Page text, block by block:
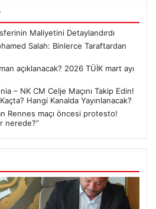
Maliyetini Detaylandırdı
Salah: Binlerce Taraftardan
açıklanacak? 2026 TÜİK mart ayı
– NK CM Celje Maçını Takip Edin!
Hangi Kanalda Yayınlanacak?
Rennes maçı öncesi protesto!
nerede?”